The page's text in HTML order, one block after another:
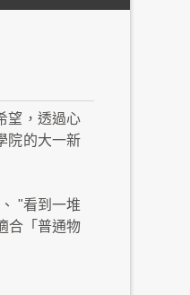
望，透過心
院的大一新
"看到一堆
合「普通物